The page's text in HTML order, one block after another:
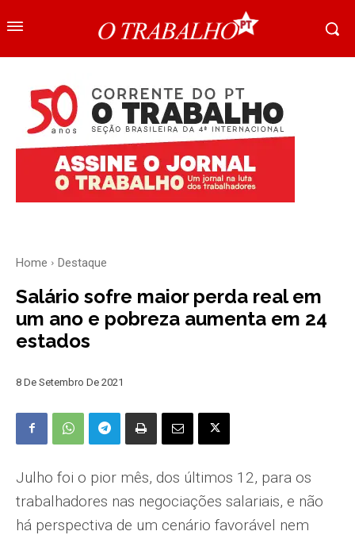
Home Destaque
Salário sofre maior perda real em
um ano e pobreza aumenta em 24
estados
8 De Setembro De 2021
Julho foi o pior mês, dos últimos 12, para os
trabalhadores nas negociações salariais, e não
há perspectiva de um cenário favorável nem